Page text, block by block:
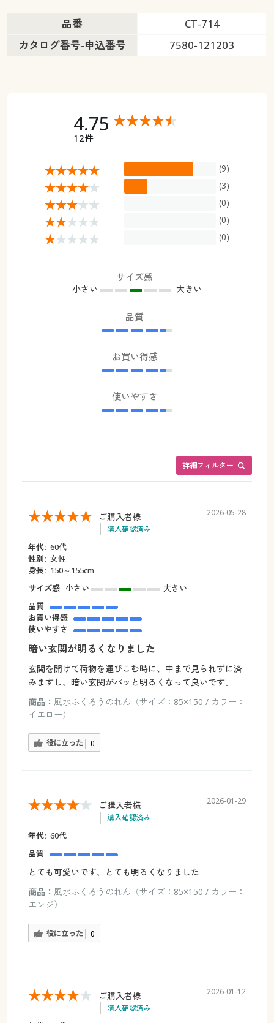
品番
CT-714
カタログ番号-申込番号
7580-121203
4.75
12件
(9)
(3)
(0)
(0)
(0)
サイズ感
小さい 大きい
品質
お買い得感
使いやすさ
詳細フィルター
ご購入者様
購入確認済み
2026-05-28
年代: 60代
性別: 女性
身長: 150～155cm
サイズ感 小さい
大きい
品質
お買い得感
使いやすさ
暗い玄関が明るくなりました
玄関を開けて荷物を運びこむ時に、中まで見られずに済
みますし、暗い玄関がパッと明るくなって良いです。
商品： 風水ふくろうのれん（サイズ：85×150 / カラー：
イエロー）
役に立った 0
ご購入者様
購入確認済み
2026-01-29
年代: 60代
品質
とても可愛いです、とても明るくなりました
商品： 風水ふくろうのれん（サイズ：85×150 / カラー：
エンジ）
役に立った 0
ご購入者様
購入確認済み
2026-01-12